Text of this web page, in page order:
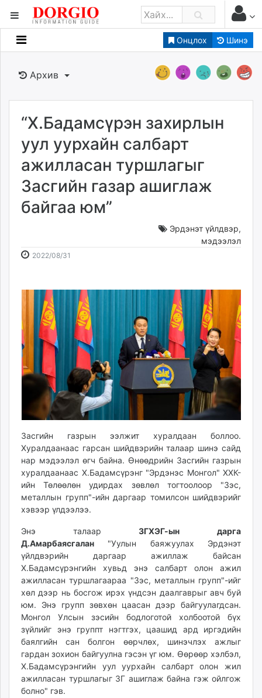
Онцлох Шинэ
Мэдээллийн
Банк санхүү
Бизнес ААН
Төрийн
Нийслэлийн
dorgio.mn
Gogo.mn
news.mn
tovch.mn
Livetv.mn
Eguur.mn
24tsag.mn
shuud.mn
eagle.mn
ergelt.mn
zarig.mn
today.mn
zuv.mn
mminfo.mn
ugluu.mn
urlag.mn
unen.mn
asu.mn
unuudur.mn
isee.mn
mglradio.com
fact.mn
itoim.mn
tumen.mn
shuum.mn
times.mn
tvmongolia.mn
mass.mn
unegui.mn
assa.mn
Архив
“Х.Бадамсүрэн захирлын
уул уурхайн салбарт
ажилласан туршлагыг
Засгийн газар ашиглаж
байгаа юм”
Эрдэнэт үйлдвэр,
мэдээлэл
2022/08/31
15:09:50
13:32:12
Засгийн газрын ээлжит хуралдаан боллоо.
Хуралдаанаас гарсан шийдвэрийн талаар шинэ сайд
нар мэдээлэл өгч байна. Өнөөдрийн Засгийн газрын
хуралдаанаас Х.Бадамсүрэнг "Эрдэнэс Монгол" ХХК-
ийн Төлөөлөн удирдах зөвлөл тогтоолоор "Зэс,
металлын групп"-ийн даргаар томилсон шийдвэрийг
хэвээр үлдээлээ.
Энэ талаар ЗГХЭГ-ын дарга
Д.Амарбаясгалан "Уулын баяжуулах Эрдэнэт
үйлдвэрийн даргаар ажиллаж байсан
Х.Бадамсүрэнгийн хувьд энэ салбарт олон ажил
ажилласан туршлагаараа "Зэс, металлын групп"-ийг
хөл дээр нь босгож ирэх үндсэн даалгаврыг авч буй
юм. Энэ групп зөвхөн цаасан дээр байгуулагдсан.
Монгол Улсын зэсийн бодлоготой холбоотой бүх
зүйлийг энэ группт нэгтгэх, цаашид ард иргэдийн
баялгийн сан болгон өөрчлөх, шинэчлэх ажлыг
гардан зохион байгуулна гэсэн үг юм. Өөрөөр хэлбэл,
Х.Бадамсүрэнгийн уул уурхайн салбарт олон жил
ажилласан туршлагыг ЗГ ашиглаж байна гэж ойлгож
болно" гэв.